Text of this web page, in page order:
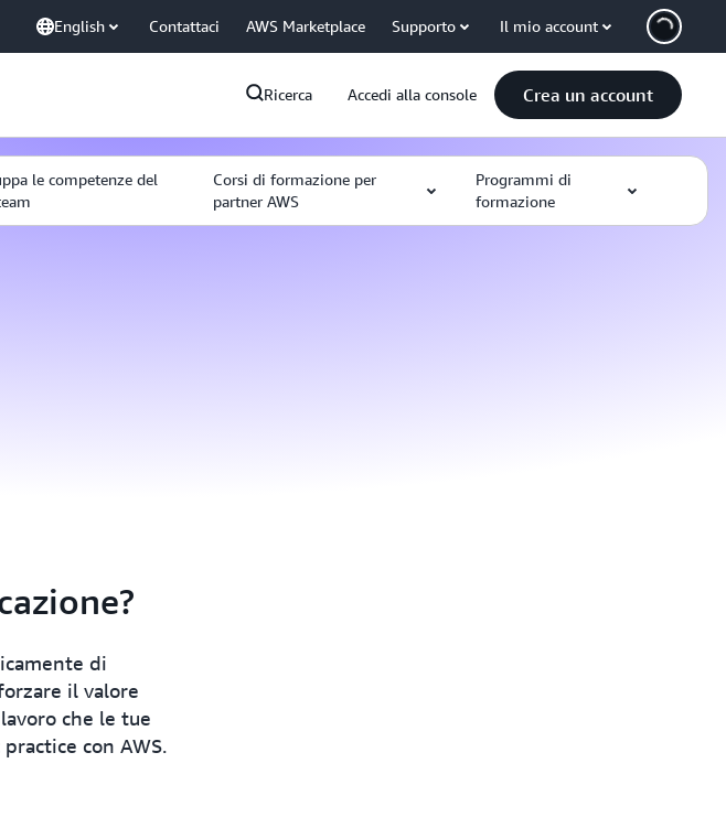
English Contattaci AWS Marketplace Supporto Il mio account
Ricerca Accedi alla console Crea un account
le competenze del
Corsi di formazione per
partner AWS
Programmi di
formazione
di
il valore
che le tue
con AWS.